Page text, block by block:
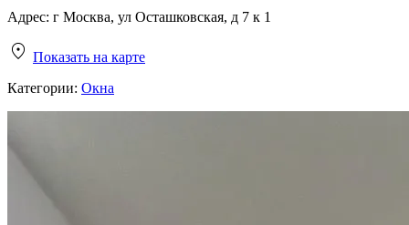
Адрес: г Москва, ул Осташковская, д 7 к 1
Показать на карте
Категории: Окна